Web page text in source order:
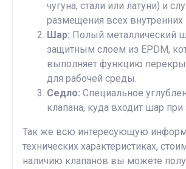
чугуна, стали или латуни) и
размещения всех
Шар: Полый металлический
защитным слоем из EPDM,
выполняет функцию
для рабочей среды.
Седло: Специальное
клапана, куда входит шар при
Так же всю интересующую
технических характеристиках,
наличию клапанов вы можете